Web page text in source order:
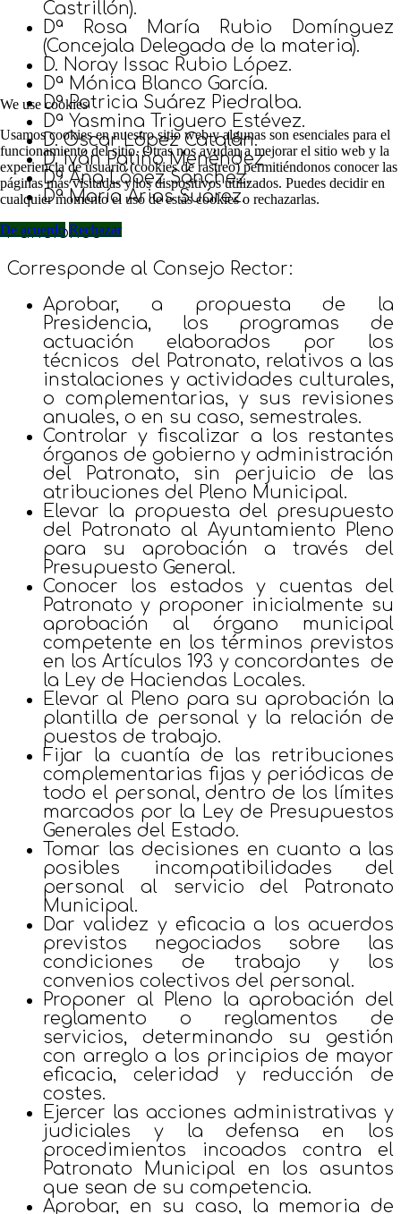
Castrillón).
Dª Rosa María Rubio Domínguez
(Concejala Delegada de la materia).
D. Noray Issac Rubio López.
Dª Mónica Blanco García.
Dª Patricia Suárez Piedralba.
Dª Yasmina Triguero Estévez.
D. Oscar López Catalán.
D. Iván Patiño Menéndez
Dª Ana López Sánchez.
Dª María Arias Suárez.
Funciones
Corresponde al Consejo Rector:
Aprobar, a propuesta de la
Presidencia, los programas de
actuación elaborados por los
técnicos del Patronato, relativos a las
instalaciones y actividades culturales,
o complementarias, y sus revisiones
anuales, o en su caso, semestrales.
Controlar y fiscalizar a los restantes
órganos de gobierno y administración
del Patronato, sin perjuicio de las
atribuciones del Pleno Municipal.
Elevar la propuesta del presupuesto
del Patronato al Ayuntamiento Pleno
para su aprobación a través del
Presupuesto General.
Conocer los estados y cuentas del
Patronato y proponer inicialmente su
aprobación al órgano municipal
competente en los términos previstos
en los Artículos 193 y concordantes de
la Ley de Haciendas Locales.
Elevar al Pleno para su aprobación la
plantilla de personal y la relación de
puestos de trabajo.
Fijar la cuantía de las retribuciones
complementarias fijas y periódicas de
todo el personal, dentro de los límites
marcados por la Ley de Presupuestos
Generales del Estado.
Tomar las decisiones en cuanto a las
posibles incompatibilidades del
personal al servicio del Patronato
Municipal.
Dar validez y eficacia a los acuerdos
previstos negociados sobre las
condiciones de trabajo y los
convenios colectivos del personal.
Proponer al Pleno la aprobación del
reglamento o reglamentos de
servicios, determinando su gestión
con arreglo a los principios de mayor
eficacia, celeridad y reducción de
costes.
Ejercer las acciones administrativas y
judiciales y la defensa en los
procedimientos incoados contra el
Patronato Municipal en los asuntos
que sean de su competencia.
Aprobar, en su caso, la memoria de
We use cookies
Usamos cookies en nuestro sitio web y algunas son esenciales para el
funcionamiento del sitio. Otras nos ayudan a mejorar el sitio web y la
experiencia de usuario (cookies de rastreo) permitiéndonos conocer las
páginas más visitadas y los dispositivos utilizados. Puedes decidir en
cualquier momento el uso de estás cookies o rechazarlas.
De acuerdo Rechazar